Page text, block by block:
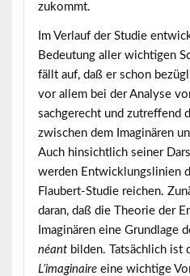
zukommt.
Im Verlauf der Studie
Bedeutung aller wichtigen
fällt auf, daß er schon
vor allem bei der Analyse
sachgerecht und zutreffend
zwischen dem Imaginären
Auch hinsichtlich seiner
werden Entwicklungslinien
Flaubert-Studie reichen.
daran, daß die Theorie der
Imaginären eine Grundlage
néantbilden. Tatsächlich ist
L’imaginaireeine wichtige